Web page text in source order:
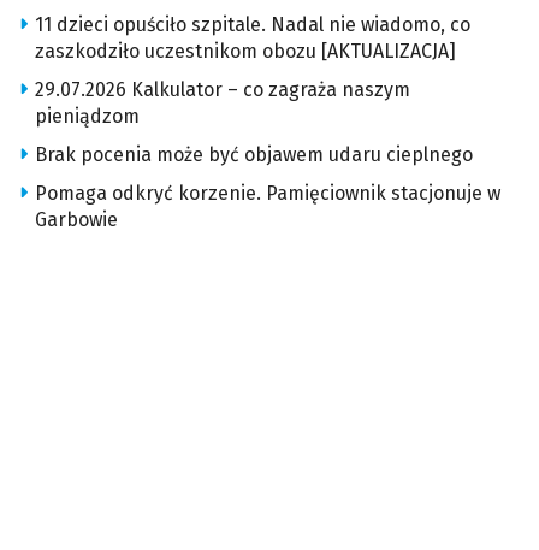
11 dzieci opuściło szpitale. Nadal nie wiadomo, co
zaszkodziło uczestnikom obozu [AKTUALIZACJA]
29.07.2026 Kalkulator – co zagraża naszym
pieniądzom
Brak pocenia może być objawem udaru cieplnego
Pomaga odkryć korzenie. Pamięciownik stacjonuje w
Garbowie